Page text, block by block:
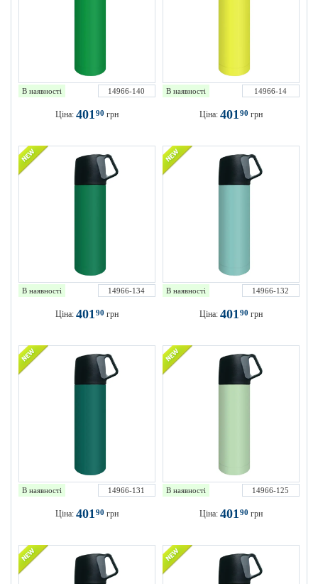
В наявності 14966-140
Ціна: 40190 грн
В наявності 14966-14
Ціна: 40190 грн
В наявності 14966-134
Ціна: 40190 грн
В наявності 14966-132
Ціна: 40190 грн
В наявності 14966-131
Ціна: 40190 грн
В наявності 14966-125
Ціна: 40190 грн